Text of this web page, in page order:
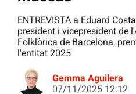
ENTREVISTA a Eduard
president i vicepresident de
Folklòrica de Barcelona,
l'entitat 2025
Gemma Aguilera
07/11/2025 12:12